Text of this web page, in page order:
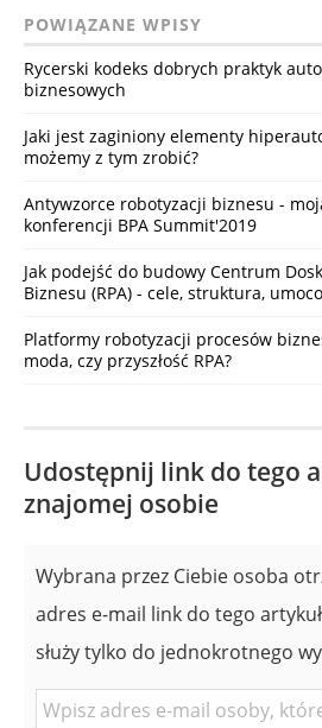
POWIĄZANE WPISY
Rycerski kodeks dobrych praktyk
biznesowych
Jaki jest zaginiony elementy
możemy z tym zrobić?
Antywzorce robotyzacji biznesu -
konferencji BPA Summit'2019
Jak podejść do budowy Centrum
Biznesu (RPA) - cele, struktura,
Platformy robotyzacji procesów
moda, czy przyszłość RPA?
Udostępnij link do tego
znajomej osobie
Wybrana przez Ciebie osoba
adres e-mail link do tego
służy tylko do jednokrotnego
E-